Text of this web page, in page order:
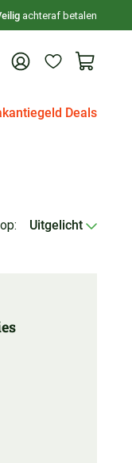
achteraf betalen
Deals
Uitgelicht